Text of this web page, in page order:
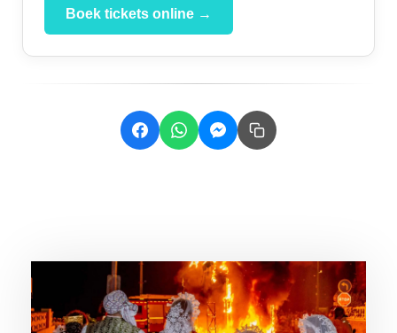
Boek tickets online →